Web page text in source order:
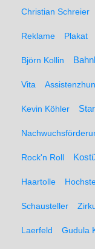
Christian Schreier
Reklame Plakat
Björn Kollin
Vita
Kevin Köhler
Rock'n Roll
Haartolle
Schausteller
Laerfeld Gudula